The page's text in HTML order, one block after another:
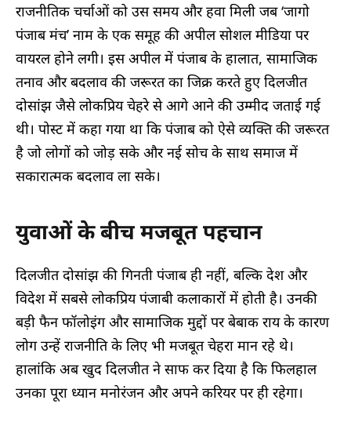
राजनीतिक चर्चाओं को उस समय और हवा मिली जब ‘जागो
पंजाब मंच’ नाम के एक समूह की अपील सोशल मीडिया पर
वायरल होने लगी। इस अपील में पंजाब के हालात, सामाजिक
तनाव और बदलाव की जरूरत का जिक्र करते हुए दिलजीत
दोसांझ जैसे लोकप्रिय चेहरे से आगे आने की उम्मीद जताई गई
थी। पोस्ट में कहा गया था कि पंजाब को ऐसे व्यक्ति की जरूरत
है जो लोगों को जोड़ सके और नई सोच के साथ समाज में
सकारात्मक बदलाव ला सके।
युवाओं के बीच मजबूत पहचान
दिलजीत दोसांझ की गिनती पंजाब ही नहीं, बल्कि देश और
विदेश में सबसे लोकप्रिय पंजाबी कलाकारों में होती है। उनकी
बड़ी फैन फॉलोइंग और सामाजिक मुद्दों पर बेबाक राय के कारण
लोग उन्हें राजनीति के लिए भी मजबूत चेहरा मान रहे थे।
हालांकि अब खुद दिलजीत ने साफ कर दिया है कि फिलहाल
उनका पूरा ध्यान मनोरंजन और अपने करियर पर ही रहेगा।